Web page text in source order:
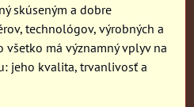
skúseným a dobre
technológov, výrobných a
všetko má významný vplyv na
jeho kvalita, trvanlivosť a